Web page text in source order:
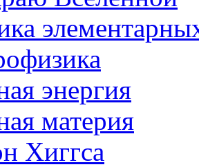
энергия
материя
Хиггса